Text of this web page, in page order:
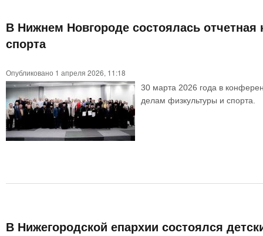
В Нижнем Новгороде состоялась
спорта
Опубликовано 1 апреля 2026, 11:18
30 марта 2026 года в
делам физкультуры и спорта.
В Нижегородской епархии состоялся